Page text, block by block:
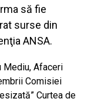
să fie
surse din
ANSA.
Mediu, Afaceri
Comisiei
Curtea de